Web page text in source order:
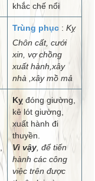
khắc chế nổi
Trùng phục: Kỵ
Chôn cất, cưới
xin, vợ chồng
xuất hành,xây
nhà ,xây mồ mả
Kỵđóng giường,
kê lót giường,
xuất hành đi
thuyền.
Vì vậy, để tiến
hành các công
việc trên được